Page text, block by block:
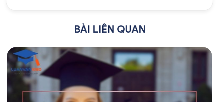
BÀI LIÊN QUAN